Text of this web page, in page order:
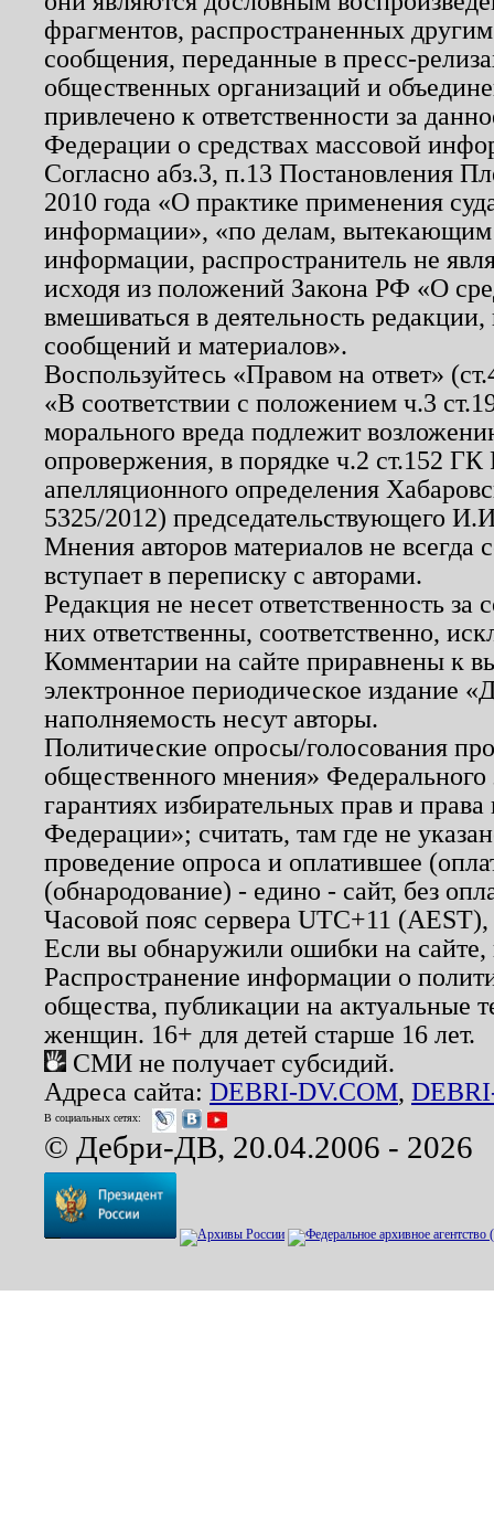
фрагментов, распространенных
сообщения, переданные в пресс-
общественных организаций и
привлечено к ответственности за
Федерации о средствах массовой
Согласно абз.3, п.13 Постановления
2010 года «О практике применения
информации», «по делам, вытекающим
информации, распространитель не
исходя из положений Закона РФ «О
вмешиваться в деятельность
сообщений и материалов».
Воспользуйтесь «Правом на ответ»
«В соответствии с положением ч.3
морального вреда подлежит
опровержения, в порядке ч.2 ст.152
апелляционного определения
5325/2012) председательствующего
Мнения авторов материалов не
вступает в переписку с авторами.
Редакция не несет ответственность
них ответственны, соответственно,
Комментарии на сайте приравнены к
электронное периодическое издание
наполняемость несут авторы.
Политические опросы/голосования
общественного мнения»
гарантиях избирательных прав и
Федерации»; считать, там где не
проведение опроса и оплатившее
(обнародование) - едино - сайт, без
Часовой пояс сервера UTC+11
Если вы обнаружили ошибки на
Распространение информации о
общества, публикации на актуальные
женщин. 16+ для детей старше 16 лет.
СМИ не получает субсидий.
Адреса сайта: DEBRI-DV.COM,
В социальных сетях:
© Дебри-ДВ, 20.04.2006 - 2026